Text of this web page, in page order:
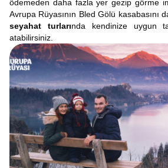
ödemeden daha fazla yer gezip görme
Avrupa Rüyasının Bled Gölü kasabasını
seyahat turlarında kendinize uygun
atabilirsiniz.